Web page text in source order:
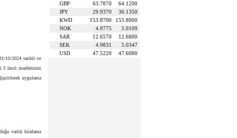
10/2024 tarihli ve
3 üncü maddesinin
uygulama
varlık kiralama
GBP
64.1200
63.7870
JPY
30.1350
29.9370
KWD
155.8900
153.8700
NOK
5.0109
4.9775
SAR
12.6800
12.6570
SEK
5.0347
4.9831
USD
47.6080
47.5220